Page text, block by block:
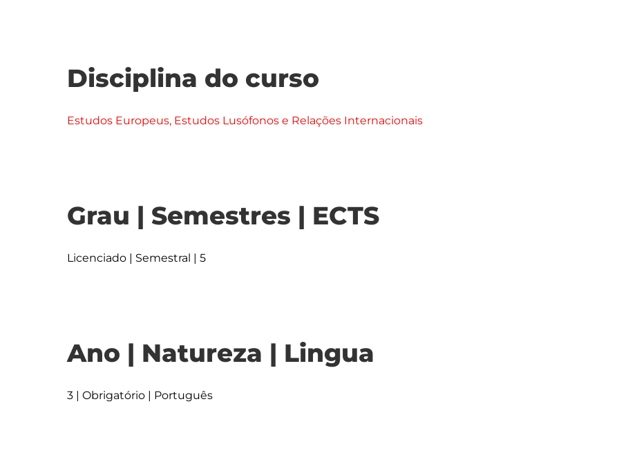
Disciplina do curso
Estudos Europeus, Estudos Lusófonos e Relações Internacionais
Grau | Semestres | ECTS
Licenciado | Semestral | 5
Ano | Natureza | Lingua
3 | Obrigatório | Português